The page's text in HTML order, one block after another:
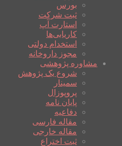
بورس
ثبت شرکت
استارت آپ
کاریابی‌ها
استخدام دولتی
مجوز داروخانه
مشاوره پژوهشی
شروع یک پژوهش
سمینار
پروپوزال
پایان نامه
دفاعیه
مقاله فارسی
مقاله خارجی
ثبت اختراع